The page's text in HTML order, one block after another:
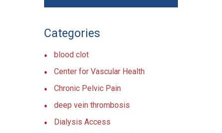
Categories
blood clot
Center for Vascular Health
Chronic Pelvic Pain
deep vein thrombosis
Dialysis Access